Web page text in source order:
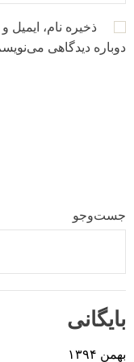
ذخیره نام،
دوباره دیدگاهی
جست‌وجو
بایگانی
بهمن ۱۳۹۴